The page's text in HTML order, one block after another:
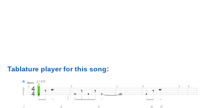
Tablature player for this song: